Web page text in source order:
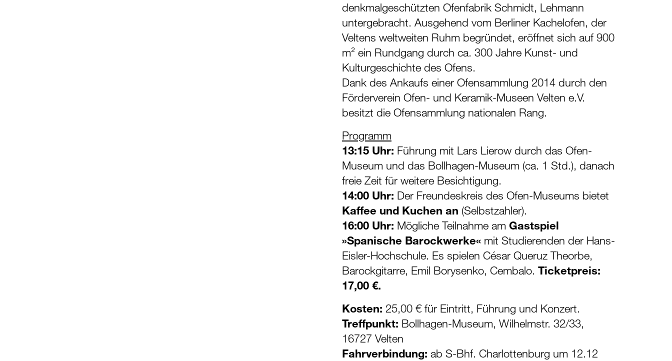
denkmalgeschützten Ofenfabrik Schmidt, Lehmann
untergebracht. Ausgehend vom Berliner Kachelofen, der
Veltens weltweiten Ruhm begründet, eröffnet sich auf 900
m² ein Rundgang durch ca. 300 Jahre Kunst- und
Kulturgeschichte des Ofens.
Dank des Ankaufs einer Ofensammlung 2014 durch den
Förderverein Ofen- und Keramik-Museen Velten e.V.
besitzt die Ofensammlung nationalen Rang.
Programm
13:15 Uhr: Führung mit Lars Lierow durch das Ofen-
Museum und das Bollhagen-Museum (ca. 1 Std.), danach
freie Zeit für weitere Besichtigung.
14:00 Uhr: Der Freundeskreis des Ofen-Museums bietet
Kaffee und Kuchen an (Selbstzahler).
16:00 Uhr: Mögliche Teilnahme am Gastspiel
»Spanische Barockwerke« mit Studierenden der Hans-
Eisler-Hochschule. Es spielen César Queruz Theorbe,
Barockgitarre, Emil Borysenko, Cembalo. Ticketpreis:
17,00 €.
Kosten: 25,00 € für Eintritt, Führung und Konzert.
Treffpunkt: Bollhagen-Museum, Wilhelmstr. 32/33,
16727 Velten
Fahrverbindung: ab S-Bhf. Charlottenburg um 12.12